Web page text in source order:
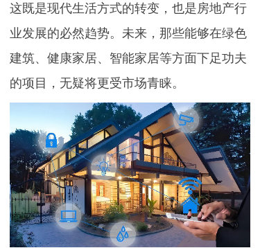
这既是现代生活方式的转变，也是房地产行
业发展的必然趋势。未来，那些能够在绿色
建筑、健康家居、智能家居等方面下足功夫
的项目，无疑将更受市场青睐。